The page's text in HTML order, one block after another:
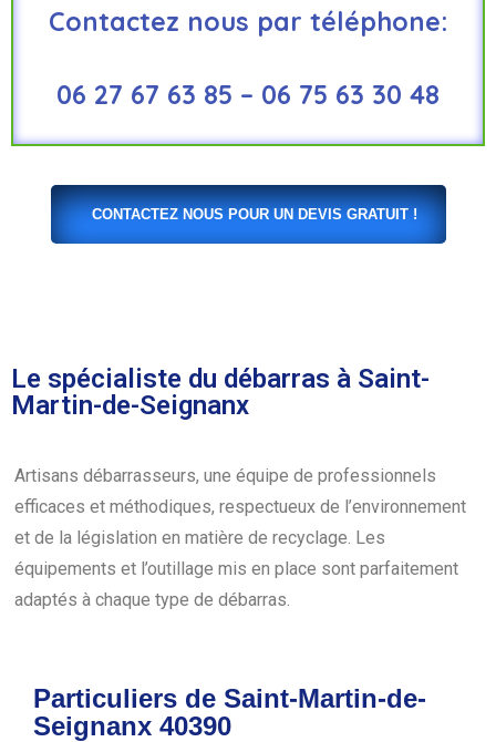
Contactez nous par téléphone:
06 27 67 63 85 – 06 75 63 30 48
CONTACTEZ NOUS POUR UN DEVIS GRATUIT !
Le spécialiste du débarras à Saint-
Martin-de-Seignanx
Artisans débarrasseurs, une équipe de professionnels
efficaces et méthodiques, respectueux de l’environnement
et de la législation en matière de recyclage. Les
équipements et l’outillage mis en place sont parfaitement
adaptés à chaque type de débarras.
Particuliers de Saint-Martin-de-
Seignanx 40390